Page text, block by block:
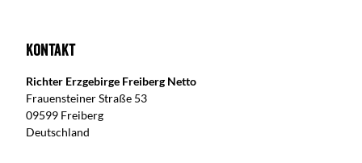
Kontakt
Richter Erzgebirge Freiberg Netto
Frauensteiner Straße 53
09599 Freiberg
Deutschland